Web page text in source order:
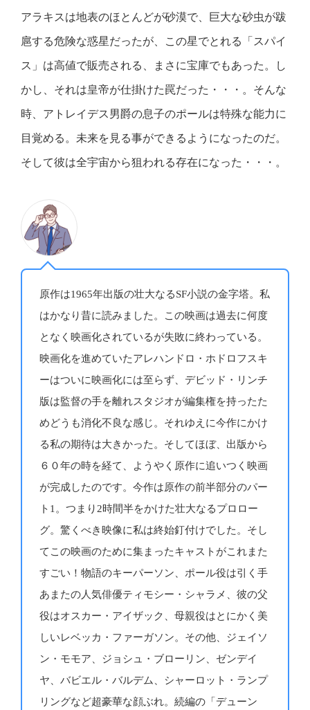
アラキスは地表のほとんどが砂漠で、巨大な砂虫が跋
扈する危険な惑星だったが、この星でとれる「スパイ
ス」は高値で販売される、まさに宝庫でもあった。し
かし、それは皇帝が仕掛けた罠だった・・・。そんな
時、アトレイデス男爵の息子のポールは特殊な能力に
目覚める。未来を見る事ができるようになったのだ。
そして彼は全宇宙から狙われる存在になった・・・。
原作は1965年出版の壮大なるSF小説の金字塔。私
はかなり昔に読みました。この映画は過去に何度
となく映画化されているが失敗に終わっている。
映画化を進めていたアレハンドロ・ホドロフスキ
ーはついに映画化には至らず、デビッド・リンチ
版は監督の手を離れスタジオが編集権を持ったた
めどうも消化不良な感じ。それゆえに今作にかけ
る私の期待は大きかった。そしてほぼ、出版から
６０年の時を経て、ようやく原作に追いつく映画
が完成したのです。今作は原作の前半部分のパー
ト1。つまり2時間半をかけた壮大なるプロロー
グ。驚くべき映像に私は終始釘付けでした。そし
てこの映画のために集まったキャストがこれまた
すごい！物語のキーパーソン、ポール役は引く手
あまたの人気俳優ティモシー・シャラメ、彼の父
役はオスカー・アイザック、母親役はとにかく美
しいレベッカ・ファーガソン。その他、ジェイソ
ン・モモア、ジョシュ・ブローリン、ゼンデイ
ヤ、バビエル・バルデム、シャーロット・ランプ
リングなど超豪華な顔ぶれ。続編の「デューン